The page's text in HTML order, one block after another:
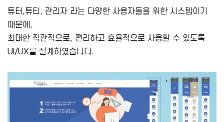
튜터,튜티, 관리자 라는 다양한 사용자들을 위한 시스템이기
때문에,
최대한 직관적으로, 편리하고 효율적으로 사용할 수 있도록
UI/UX를 설계하였습니다.